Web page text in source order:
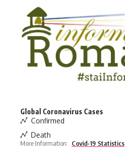
Global Coronavirus Cases
Confirmed
Death
More Information: Covid-19 Statistics